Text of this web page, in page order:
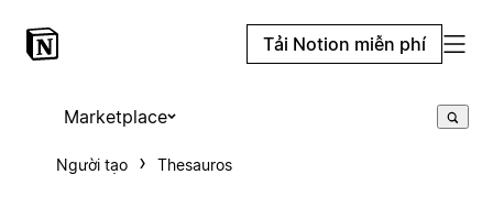
Tải Notion miễn phí
Marketplace
Người tạo Thesauros